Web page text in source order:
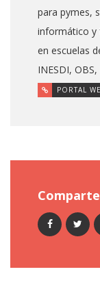
para pymes,
informático y
en escuelas
INESDI,
PORTAL